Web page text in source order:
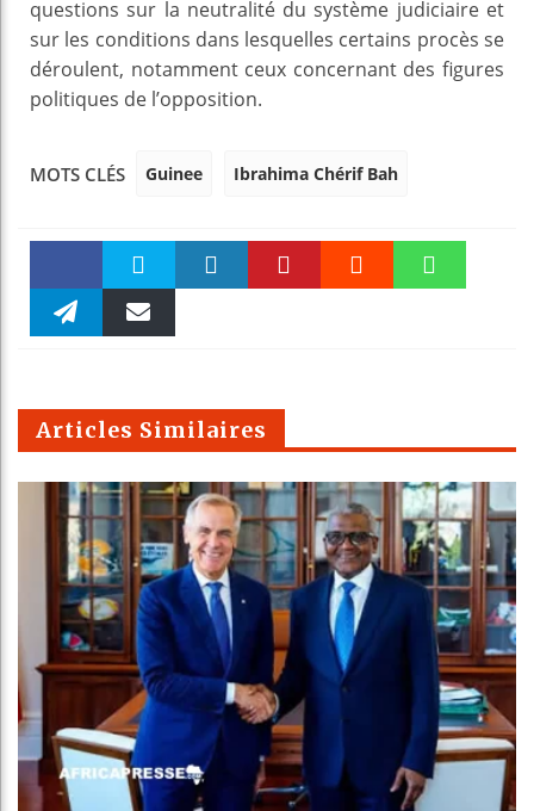
questions sur la neutralité du système judiciaire et
sur les conditions dans lesquelles certains procès se
déroulent, notamment ceux concernant des figures
politiques de l’opposition.
MOTS CLÉS Guinee Ibrahima Chérif Bah
Faceboo Twitter
m
Articles Similaires